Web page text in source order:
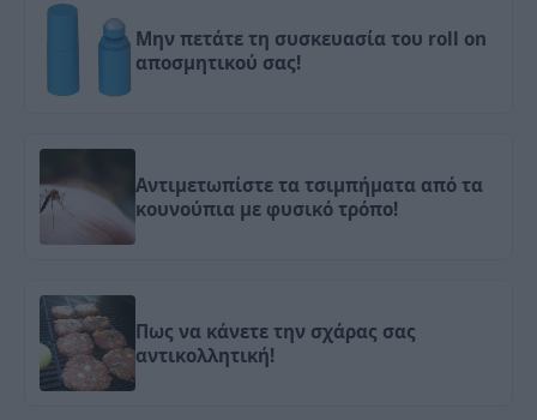
Μην πετάτε τη συσκευασία του roll on
αποσμητικού σας!
Αντιμετωπίστε τα τσιμπήματα από τα
κουνούπια με φυσικό τρόπο!
Πως να κάνετε την σχάρας σας
αντικολλητική!